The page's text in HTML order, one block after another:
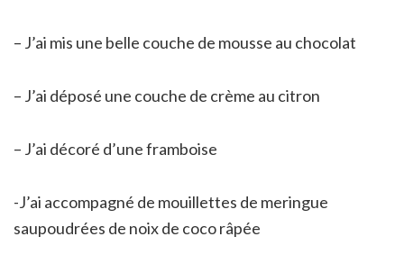
– J’ai mis une belle couche de mousse au chocolat
– J’ai déposé une couche de crème au citron
– J’ai décoré d’une framboise
-J’ai accompagné de mouillettes de meringue
saupoudrées de noix de coco râpée